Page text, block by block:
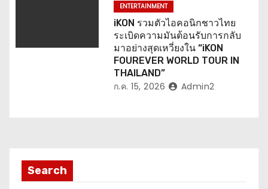
ENTERTAINMENT
iKON รวมตัวไอคอนิกชาวไทย
ระเบิดความมันต้อนรับการกลับ
มาอย่างสุดเหวี่ยงใน “iKON
FOUREVER WORLD TOUR IN
THAILAND”
ก.ค. 15, 2026 Admin2
Search